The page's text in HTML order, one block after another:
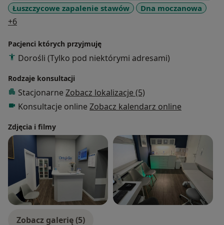
Łuszczycowe zapalenie stawów
Dna moczanowa
+6a11y_sr_more_diseases
Pacjenci których przyjmuję
Dorośli (Tylko pod niektórymi adresami)
Rodzaje konsultacji
Stacjonarne Zobacz lokalizacje (5)
Konsultacje online Zobacz kalendarz online
Zdjęcia i filmy
Zobacz galerię (5)